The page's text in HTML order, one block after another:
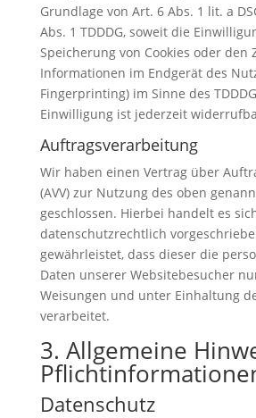
Grundlage von Art. 6 Abs. 1 lit. a
Abs. 1 TDDDG, soweit die
Speicherung von Cookies oder den
Informationen im Endgerät des
Fingerprinting) im Sinne des
Einwilligung ist jederzeit
Auftragsverarbeitung
Wir haben einen Vertrag über
(AVV) zur Nutzung des oben
geschlossen. Hierbei handelt es
datenschutzrechtlich
gewährleistet, dass dieser die
Daten unserer Websitebesucher
Weisungen und unter Einhaltung
verarbeitet.
3. Allgemeine
Datenschutz